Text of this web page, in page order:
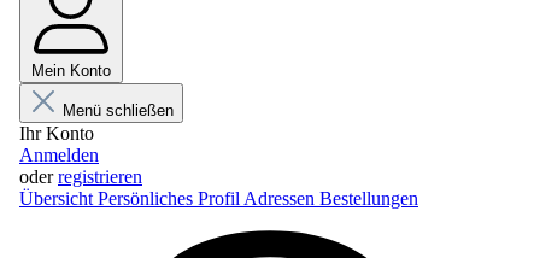
Mein Konto
Menü schließen
Ihr Konto
Anmelden
oderregistrieren
Übersicht Persönliches Profil Adressen Bestellungen